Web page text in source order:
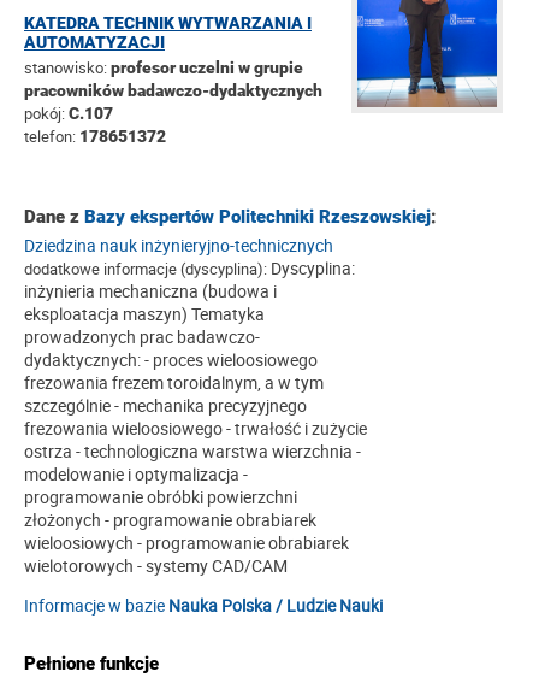
KATEDRA TECHNIK WYTWARZANIA I
AUTOMATYZACJI
stanowisko:profesor uczelni w grupie
pracowników badawczo-dydaktycznych
pokój:C.107
telefon: 178651372
Dane z Bazy ekspertów Politechniki Rzeszowskiej:
Dziedzina nauk inżynieryjno-technicznych
dodatkowe informacje (dyscyplina): Dyscyplina:
inżynieria mechaniczna (budowa i
eksploatacja maszyn) Tematyka
prowadzonych prac badawczo-
dydaktycznych: - proces wieloosiowego
frezowania frezem toroidalnym, a w tym
szczególnie - mechanika precyzyjnego
frezowania wieloosiowego - trwałość i zużycie
ostrza - technologiczna warstwa wierzchnia -
modelowanie i optymalizacja -
programowanie obróbki powierzchni
złożonych - programowanie obrabiarek
wieloosiowych - programowanie obrabiarek
wielotorowych - systemy CAD/CAM
Informacje w bazie Nauka Polska / Ludzie Nauki
Pełnione funkcje